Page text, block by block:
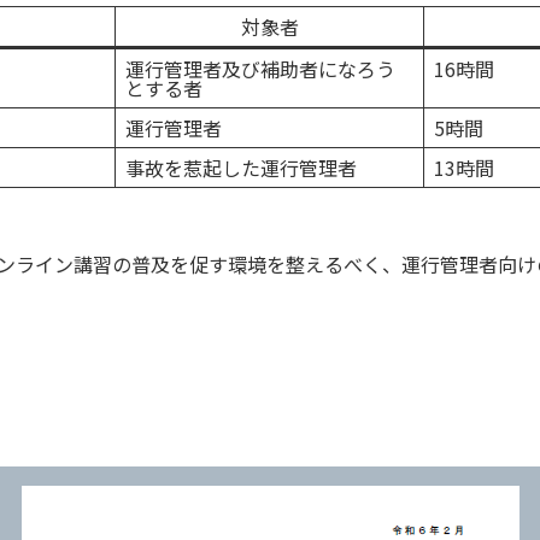
対象者
運行管理者及び補助者になろう
とする者
16時間
運行管理者
5時間
事故を惹起した運行管理者
13時間
ライン講習の普及を促す環境を整えるべく、運行管理者向